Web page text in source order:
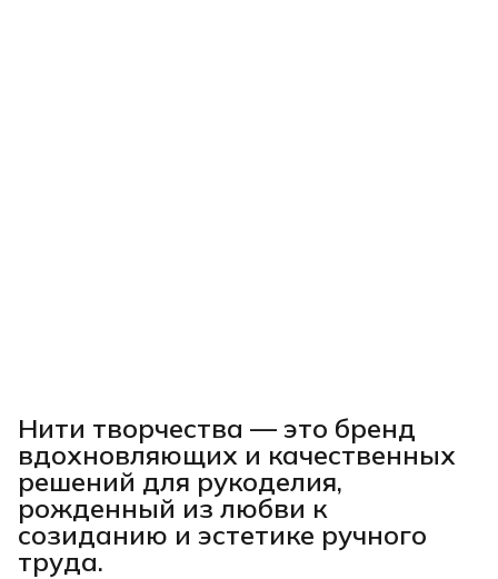
Нити творчества — это бренд
вдохновляющих и качественных
решений для рукоделия,
рожденный из любви к
созиданию и эстетике ручного
труда.